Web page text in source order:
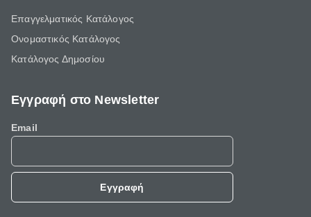
Επαγγελματικός Κατάλογος
Ονομαστικός Κατάλογος
Κατάλογος Δημοσίου
Εγγραφή στο Newsletter
Email
Εγγραφή